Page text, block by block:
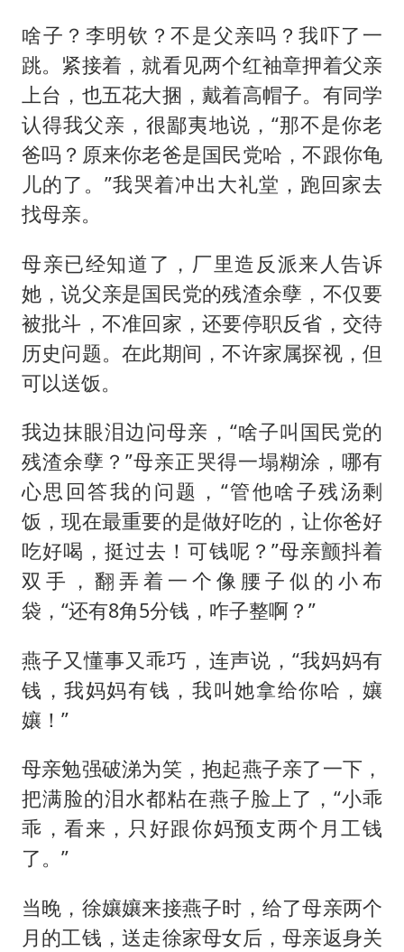
啥子？李明钦？不是父亲吗？我吓了一
跳。紧接着，就看见两个红袖章押着父亲
上台，也五花大捆，戴着高帽子。有同学
认得我父亲，很鄙夷地说，“那不是你老
爸吗？原来你老爸是国民党哈，不跟你龟
儿的了。”我哭着冲出大礼堂，跑回家去
找母亲。
母亲已经知道了，厂里造反派来人告诉
她，说父亲是国民党的残渣余孽，不仅要
被批斗，不准回家，还要停职反省，交待
历史问题。在此期间，不许家属探视，但
可以送饭。
我边抹眼泪边问母亲，“啥子叫国民党的
残渣余孽？”母亲正哭得一塌糊涂，哪有
心思回答我的问题，“管他啥子残汤剩
饭，现在最重要的是做好吃的，让你爸好
吃好喝，挺过去！可钱呢？”母亲颤抖着
双手，翻弄着一个像腰子似的小布
袋，“还有8角5分钱，咋子整啊？”
燕子又懂事又乖巧，连声说，“我妈妈有
钱，我妈妈有钱，我叫她拿给你哈，孃
孃！”
母亲勉强破涕为笑，抱起燕子亲了一下，
把满脸的泪水都粘在燕子脸上了，“小乖
乖，看来，只好跟你妈预支两个月工钱
了。”
当晚，徐孃孃来接燕子时，给了母亲两个
月的工钱，送走徐家母女后，母亲返身关